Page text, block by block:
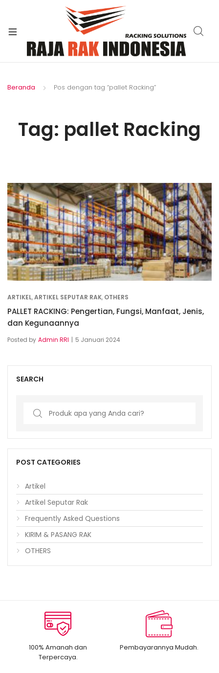
Beranda Pos dengan tag “pallet Racking”
Tag: pallet Racking
ARTIKEL,ARTIKEL SEPUTAR RAK, OTHERS
PALLET RACKING: Pengertian, Fungsi, Manfaat, Jenis,
dan Kegunaannya
Posted by Admin RRI 5 Januari 2024
SEARCH
Search
POST CATEGORIES
Artikel
Artikel Seputar Rak
Frequently Asked Questions
KIRIM & PASANG RAK
OTHERS
100% Amanah dan
Terpercaya.
Pembayarannya Mudah.